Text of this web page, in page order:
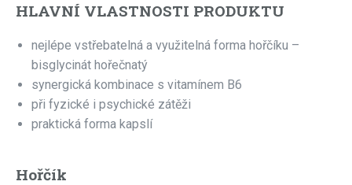
HLAVNÍ VLASTNOSTI PRODUKTU
nejlépe vstřebatelná a využitelná forma hořčíku –
bisglycinát hořečnatý
synergická kombinace s vitamínem B6
při fyzické i psychické zátěži
praktická forma kapslí
Hořčík